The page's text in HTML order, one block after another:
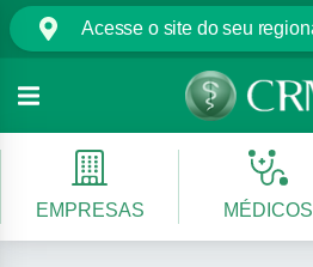
EMPRESAS MÉDICOS